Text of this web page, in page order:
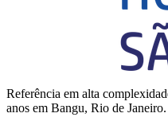
Referência em alta
anos em Bangu, Rio de Janeiro.